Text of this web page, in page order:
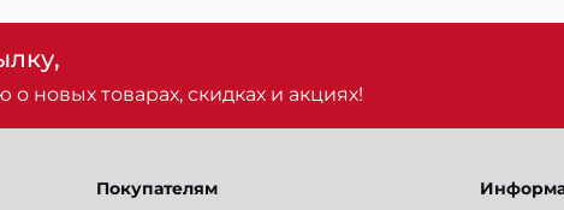
новых товарах, скидках и акциях!
Покупателям